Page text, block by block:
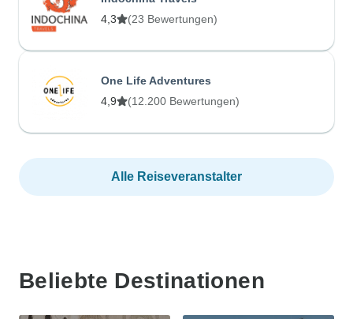
4,3
(23 Bewertungen)
One Life Adventures
4,9
(12.200 Bewertungen)
Alle Reiseveranstalter
Beliebte Destinationen